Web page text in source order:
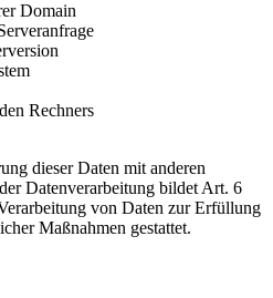
Domain
Rechners
dieser Daten mit anderen
Datenverarbeitung bildet Art. 6
von Daten zur Erfüllung
Maßnahmen gestattet.